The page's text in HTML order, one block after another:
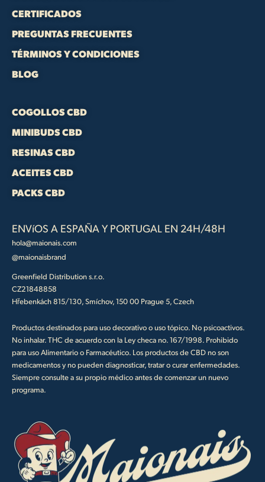
CERTIFICADOS
PREGUNTAS FRECUENTES
TÉRMINOS Y CONDICIONES
BLOG
COGOLLOS CBD
MINIBUDS CBD
RESINAS CBD
ACEITES CBD
PACKS CBD
ENVíOS A ESPAÑA Y PORTUGAL EN 24H/48H
hola@maionais.com
@maionaisbrand
Greenfield Distribution s.r.o.
CZ21848858
Hřebenkách 815/130, Smíchov, 150 00 Prague 5, Czech
Productos destinados para uso decorativo o uso tópico. No psicoactivos.
No inhalar. THC de acuerdo con la Ley checa no. 167/1998. Prohibido
para uso Alimentario o Farmacéutico. Los productos de CBD no son
medicamentos y no pueden diagnosticar, tratar o curar enfermedades.
Siempre consulte a su propio médico antes de comenzar un nuevo
programa.